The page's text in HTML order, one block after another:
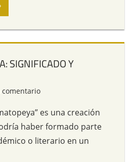
SIGNIFICADO Y
comentario
es una creación
haber formado parte
o literario en un